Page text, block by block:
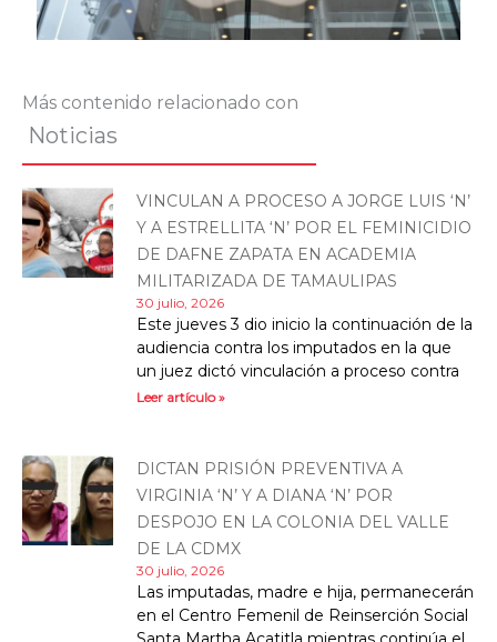
Más contenido relacionado con
Noticias
VINCULAN A PROCESO A JORGE LUIS ‘N’
Y A ESTRELLITA ‘N’ POR EL FEMINICIDIO
DE DAFNE ZAPATA EN ACADEMIA
MILITARIZADA DE TAMAULIPAS
30 julio, 2026
Este jueves 3 dio inicio la continuación de la
audiencia contra los imputados en la que
un juez dictó vinculación a proceso contra
Leer artículo »
DICTAN PRISIÓN PREVENTIVA A
VIRGINIA ‘N’ Y A DIANA ‘N’ POR
DESPOJO EN LA COLONIA DEL VALLE
DE LA CDMX
30 julio, 2026
Las imputadas, madre e hija, permanecerán
en el Centro Femenil de Reinserción Social